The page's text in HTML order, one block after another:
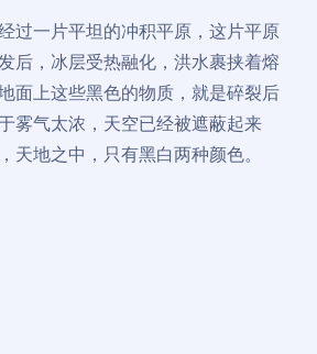
过一片平坦的冲积平原，这片平原
后，冰层受热融化，洪水裹挟着熔
面上这些黑色的物质，就是碎裂后
雾气太浓，天空已经被遮蔽起来
天地之中，只有黑白两种颜色。